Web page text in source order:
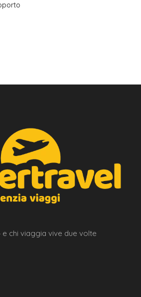
chi viaggia vive due volte